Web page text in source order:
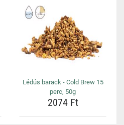
Lédús barack - Cold Brew 15
perc, 50g
2074 Ft